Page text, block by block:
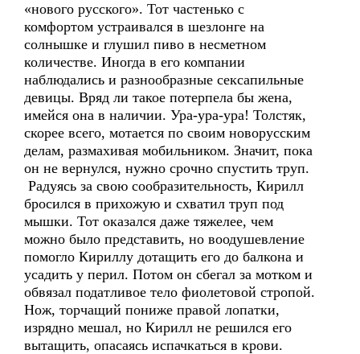
«нового русского». Тот частенько с
комфортом устраивался в шезлонге на
солнышке и глушил пиво в несметном
количестве. Иногда в его компании
наблюдались и разнообразные сексапильные
девицы. Вряд ли такое потерпела бы жена,
имейся она в наличии. Ура-ура-ура! Толстяк,
скорее всего, мотается по своим новорусским
делам, размахивая мобильником. Значит, пока
он не вернулся, нужно срочно спустить труп.
Радуясь за свою сообразительность, Кирилл
бросился в прихожую и схватил труп под
мышки. Тот оказался даже тяжелее, чем
можно было представить, но воодушевление
помогло Кириллу дотащить его до балкона и
усадить у перил. Потом он сбегал за мотком и
обвязал податливое тело фиолетовой стропой.
Нож, торчащий пониже правой лопатки,
изрядно мешал, но Кирилл не решился его
вытащить, опасаясь испачкаться в крови.